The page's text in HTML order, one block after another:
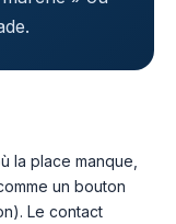
la place manque,
un bouton
Le contact